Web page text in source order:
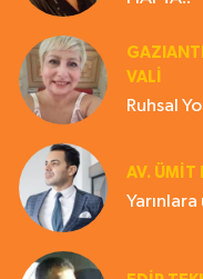
VALİ
Ruhsal
AV. ÜMIT